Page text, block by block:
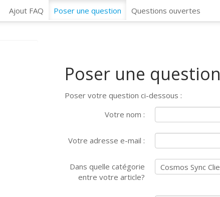
Ajout FAQ Poser une question Questions ouvertes
Poser une question
Poser votre question ci-dessous :
Votre nom :
Votre adresse e-mail :
Dans quelle catégorie
entre votre article?